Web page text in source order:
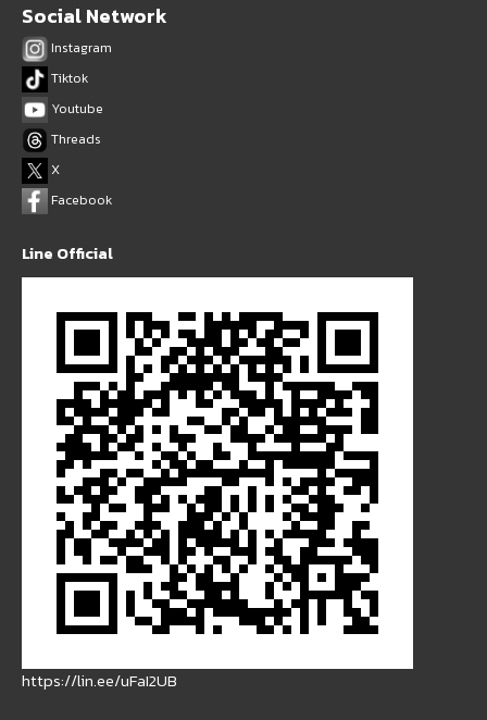
Social Network
Instagram
Tiktok
Youtube
Threads
X
Facebook
Line Official
https://lin.ee/uFaI2UB